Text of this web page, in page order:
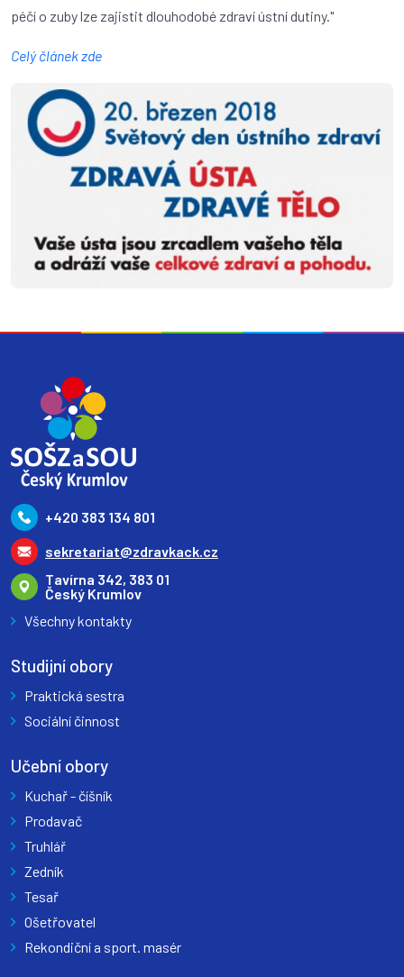
péčí o zuby lze zajistit dlouhodobé zdraví ústní dutiny."
Celý článek zde
+420 383 134 801
sekretariat@zdravkack.cz
Tavírna 342, 383 01
Český Krumlov
Všechny kontakty
Studijní obory
Praktická sestra
Sociální činnost
Učební obory
Kuchař - číšník
Prodavač
Truhlář
Zedník
Tesař
Ošetřovatel
Rekondiční a sport. masér